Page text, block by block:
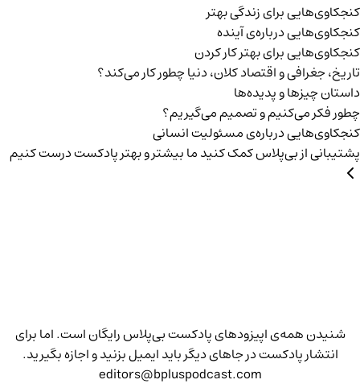
کنجکاوی‌هایی برای زندگی بهتر
کنجکاوی‌هایی درباره‌ی آينده
کنجکاوی‌هایی برای بهتر کار کردن
تاریخ،‌ جغرافی و اقتصاد کلان، دنیا چطور کار می‌کند؟
داستان چیزها و پدیده‌ها
چطور فکر می‌کنیم و تصمیم می‌گیریم؟
کنجکاوی‌هایی درباره‌ی مسئولیت انسانی
پشتیبانی از بی‌پلاسکمک کنید ما بیشتر و بهتر پادکست درست کنیم
شنیدن همه‌ی اپیزودهای پادکست بی‌پلاس رایگان است. اما برای
انتشار پادکست در جاهای دیگر باید ایمیل بزنید و اجازه بگیرید.
editors@bpluspodcast.com